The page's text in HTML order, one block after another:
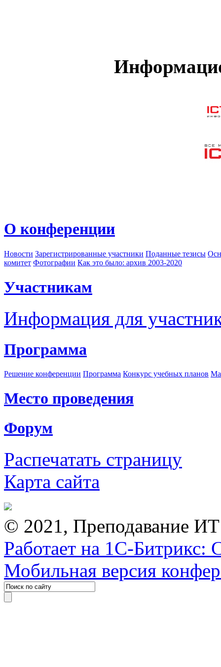
О конференции
Новости Зарегистрированные участники Поданные тезисы
комитет Фотографии Как это было: архив 2003-2020
Участникам
Информация для
Программа
Решение конференции Программа Конкурс учебных планов
Место проведения
Форум
Распечатать страницу
Карта сайта
© 2021, Преподавание
Работает на 1С-Битрикс:
Мобильная версия